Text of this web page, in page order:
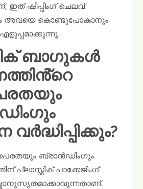
ഷിപ്പിംഗ് ചെലവ്
അവയെ കൊണ്ടുപോകാനും
ബാഗുകൾ
ബ്രാൻഡിംഗും
പ്ലാസ്റ്റിക് പാക്കേജിംഗ്